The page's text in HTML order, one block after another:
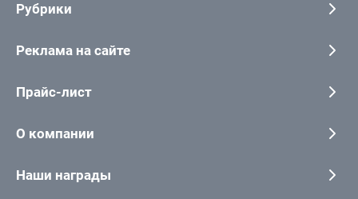
Рубрики
Реклама на сайте
Прайс-лист
О компании
Наши награды